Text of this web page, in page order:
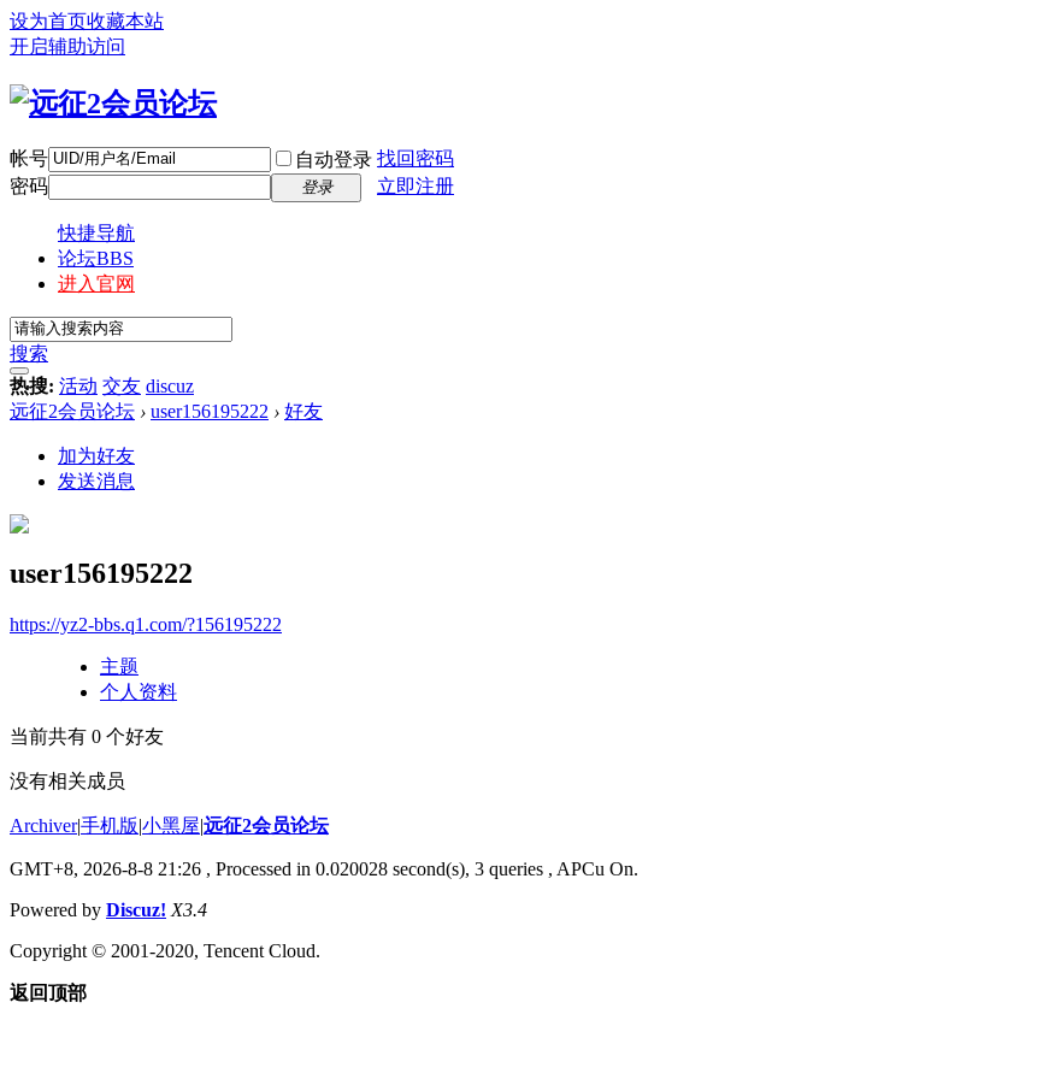
设为首页收藏本站
开启辅助访问
帐号 自动登录 找回密码
密码
登录 立即注册
快捷导航
论坛BBS
进入官网
搜索
热搜: 活动 交友 discuz
远征2会员论坛 › user156195222 › 好友
加为好友
发送消息
user156195222
https://yz2-bbs.q1.com/?156195222
主题
个人资料
当前共有 0 个好友
没有相关成员
Archiver|手机版|小黑屋|远征2会员论坛
GMT+8, 2026-8-8 21:26 , Processed in 0.020028 second(s), 3 queries , APCu On.
Powered by Discuz! X3.4
Copyright © 2001-2020, Tencent Cloud.
返回顶部